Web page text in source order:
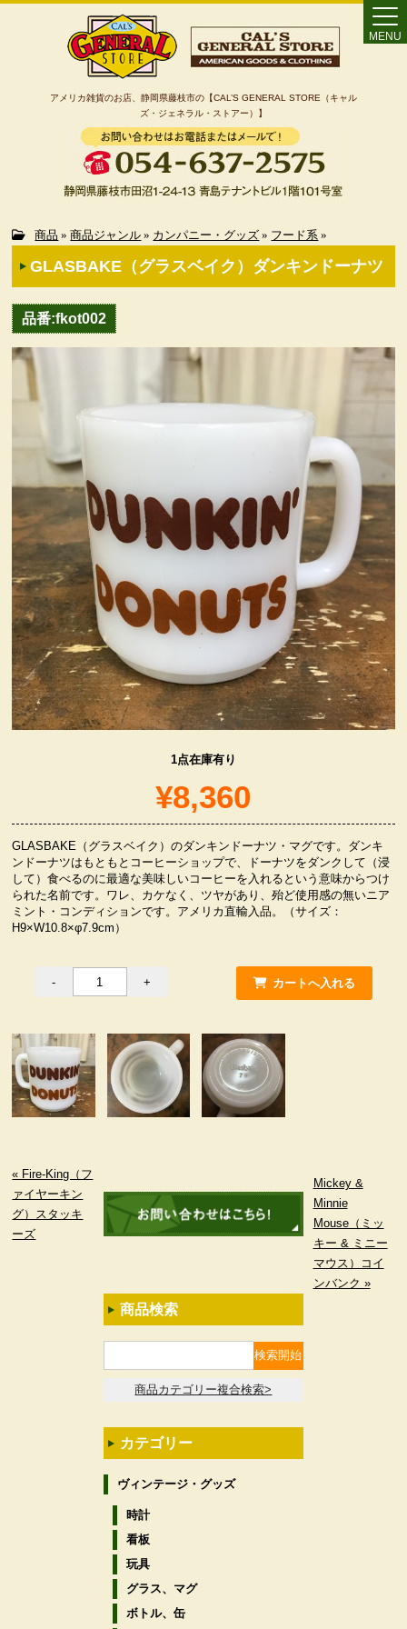
アメリカ雑貨のお店、静岡県藤枝市の【CAL’S GENERAL STORE（キャル
ズ・ジェネラル・ストアー）】
MENU
Home
カート
カテゴリー検索
ヴィンテージ・グッズ
LIFE誌 企業広告切り抜き
コカコーラ・グッズ
カンパニー・グッズ
キャラクター・グッズ
服飾小物雑貨
商品 » 商品ジャンル » カンパニー・グッズ » フード系 »
GLASBAKE（グラスベイク）ダンキンドーナツ
品番:fkot002
1点在庫有り
¥8,360
GLASBAKE（グラスベイク）のダンキンドーナツ・マグです。ダンキ
ンドーナツはもともとコーヒーショップで、ドーナツをダンクして（浸
して）食べるのに最適な美味しいコーヒーを入れるという意味からつけ
られた名前です。ワレ、カケなく、ツヤがあり、殆ど使用感の無いニア
ミント・コンディションです。アメリカ直輸入品。（サイズ：
H9×W10.8×φ7.9cm）
« Fire-King（フ
ァイヤーキン
グ）スタッキ
ーズ
Mickey &
Minnie
Mouse（ミッ
キー & ミニー
マウス）コイ
ンバンク »
商品検索
商品カテゴリー複合検索>
カテゴリー
ヴィンテージ・グッズ
時計
看板
玩具
グラス、マグ
ボトル、缶